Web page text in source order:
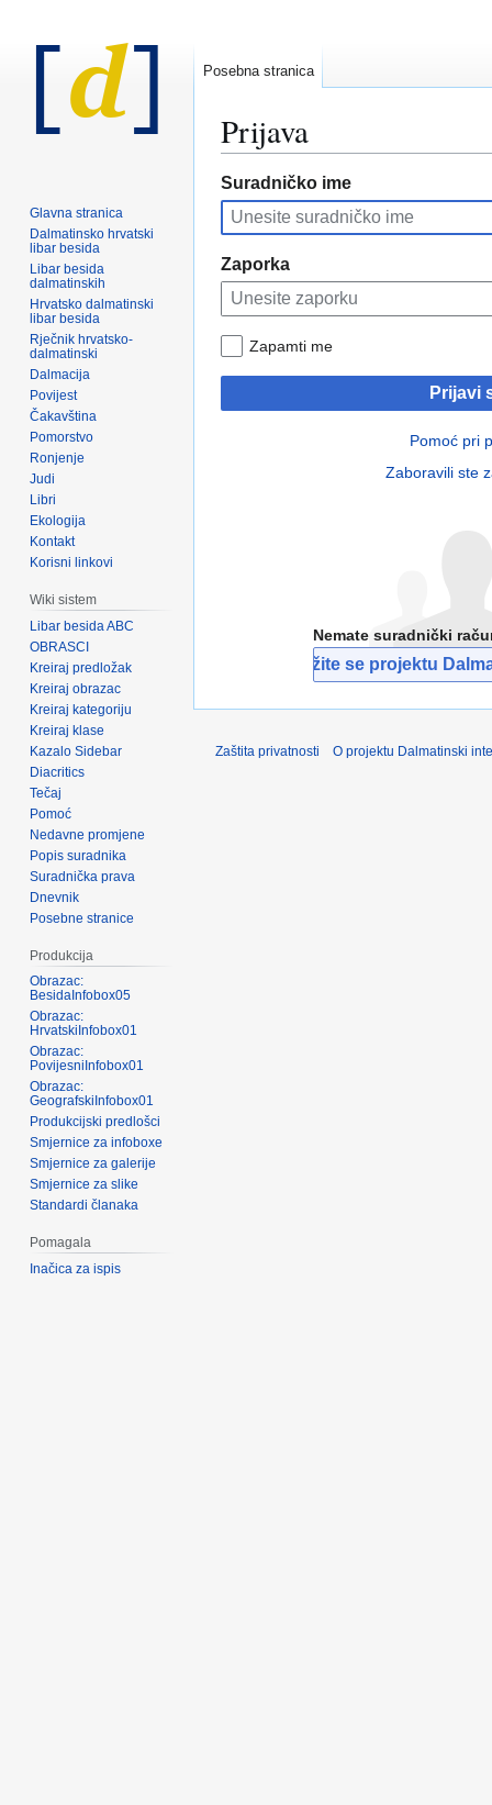
Prijava
Prijeđi
na
navigaciju
Prijeđi
na
pretraživanje
Suradničko ime
Zaporka
Zapamti me
Prijavi
Pomoć pri
Zaboravili ste
Nemate suradnički
Pridružite se projektu
Posebna stranica
Glavna stranica
Dalmatinsko hrvatski
libar besida
Libar besida
dalmatinskih
Hrvatsko dalmatinski
libar besida
Rječnik hrvatsko-
dalmatinski
Dalmacija
Povijest
Čakavština
Pomorstvo
Ronjenje
Judi
Libri
Ekologija
Kontakt
Korisni linkovi
Wiki sistem
Libar besida ABC
OBRASCI
Kreiraj predložak
Kreiraj obrazac
Kreiraj kategoriju
Kreiraj klase
Kazalo Sidebar
Diacritics
Tečaj
Pomoć
Nedavne promjene
Popis suradnika
Suradnička prava
Dnevnik
Posebne stranice
Produkcija
Obrazac:
BesidaInfobox05
Obrazac:
HrvatskiInfobox01
Obrazac:
PovijesniInfobox01
Obrazac:
GeografskiInfobox01
Produkcijski predlošci
Smjernice za infoboxe
Smjernice za galerije
Smjernice za slike
Standardi članaka
Pomagala
Inačica za ispis
Zaštita privatnosti O projektu Dalmatinski